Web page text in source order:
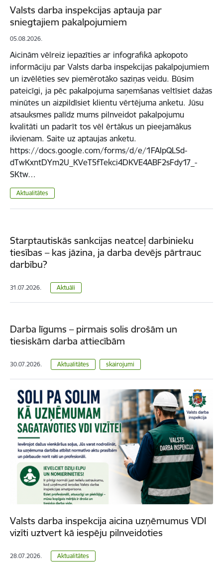
Valsts darba inspekcijas aptauja par
sniegtajiem pakalpojumiem
05.08.2026.
Aicinām vēlreiz iepazīties ar infografikā apkopoto
informāciju par Valsts darba inspekcijas pakalpojumiem
un izvēlēties sev piemērotāko saziņas veidu. Būsim
pateicīgi, ja pēc pakalpojuma saņemšanas veltīsiet dažas
minūtes un aizpildīsiet klientu vērtējuma anketu. Jūsu
atsauksmes palīdz mums pilnveidot pakalpojumu
kvalitāti un padarīt tos vēl ērtākus un pieejamākus
ikvienam. Saite uz aptaujas anketu.
https://docs.google.com/forms/d/e/1FAIpQLSd-
dTwKxntDYm2U_KVeT5fTekci4DKVE4ABF2sFdy17_-
SKtw…
Aktualitātes
Starptautiskās sankcijas neatceļ darbinieku
tiesības – kas jāzina, ja darba devējs pārtrauc
darbību?
31.07.2026. Aktuāli
Darba līgums – pirmais solis drošām un
tiesiskām darba attiecībām
30.07.2026. Aktualitātes skairojumi
Valsts darba inspekcija aicina uzņēmumus VDI
vizīti uztvert kā iespēju pilnveidoties
28.07.2026. Aktualitātes